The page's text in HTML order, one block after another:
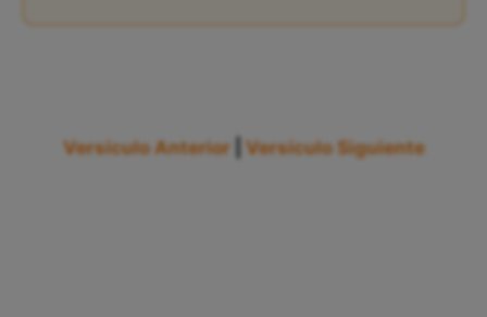
Versículo Anterior Versículo Siguiente